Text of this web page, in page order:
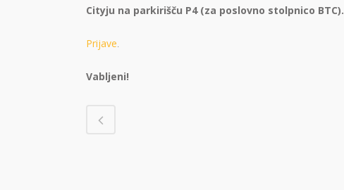
Cityju na parkirišču P4 (za poslovno stolpnico BTC).
Prijave.
Vabljeni!